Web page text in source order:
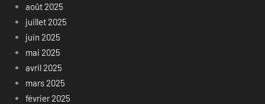
août 2025
juillet 2025
juin 2025
mai 2025
avril 2025
mars 2025
février 2025